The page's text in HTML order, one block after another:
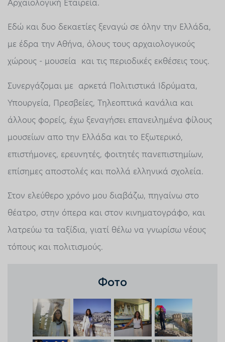
Αρχαιολογική Εταιρεία.
Εδώ και δυο δεκαετίες ξεναγώ σε όλην την Ελλάδα,
με έδρα την Αθήνα, όλους τους αρχαιολογικούς
χώρους - μουσεία και τις περιοδικές εκθέσεις τους.
Συνεργάζομαι με αρκετά Πολιτιστικά Ιδρύματα,
Υπουργεία, Πρεσβείες, Τηλεοπτικά κανάλια και
άλλους φορείς, έχω ξεναγήσει επανειλημένα φίλους
μουσείων απο την Ελλάδα και το Εξωτερικό,
επιστήμονες, ερευνητές, φοιτητές πανεπιστημίων,
επίσημες αποστολές και πολλά ελληνικά σχολεία.
Στον ελεύθερο χρόνο μου διαβάζω, πηγαίνω στο
θέατρο, στην όπερα και στον κινηματογράφο, και
λατρεύω τα ταξίδια, γιατί θέλω να γνωρίσω νέους
τόπους και πολιτισμούς.
Фото